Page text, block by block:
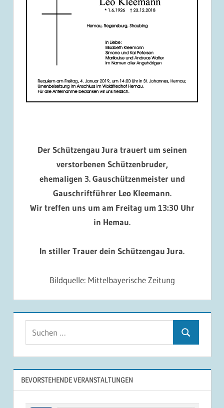
Der Schützengau Jura trauert um seinen
verstorbenen Schützenbruder,
ehemaligen 3. Gauschützenmeister und
Gauschriftführer Leo Kleemann.
Wir treffen uns um am Freitag um 13:30 Uhr
in Hemau.
In stiller Trauer dein Schützengau Jura.
Bildquelle: Mittelbayerische Zeitung
Suchen
BEVORSTEHENDE VERANSTALTUNGEN